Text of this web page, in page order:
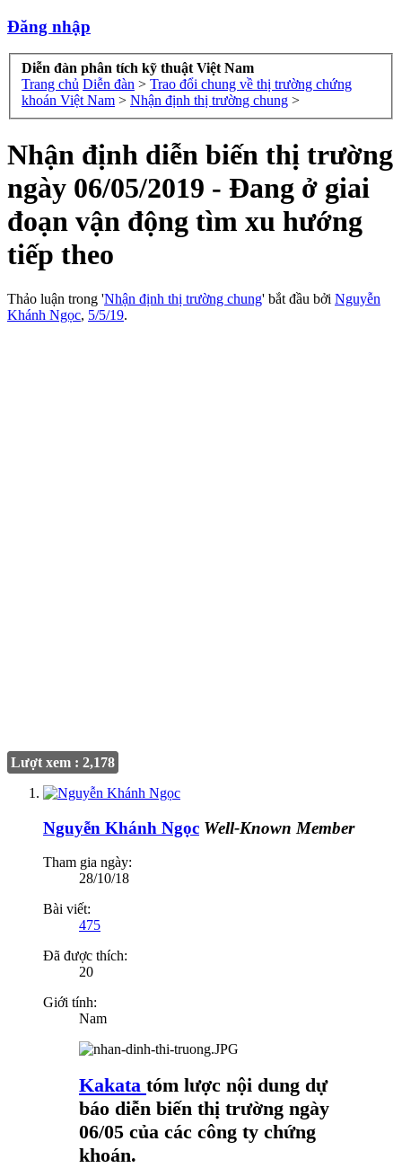
Đăng nhập
Diễn đàn phân tích kỹ thuật Việt Nam
Trang chủ Diễn đàn > Trao đổi chung về thị trường chứng
khoán Việt Nam > Nhận định thị trường chung >
Nhận định diễn biến thị trường
ngày 06/05/2019 - Đang ở giai
đoạn vận động tìm xu hướng
tiếp theo
Thảo luận trong 'Nhận định thị trường chung' bắt đầu bởi Nguyễn
Khánh Ngọc, 5/5/19.
Lượt xem : 2,178
Nguyễn Khánh Ngọc Well-Known Member
Tham gia ngày:
28/10/18
Bài viết:
475
Đã được thích:
20
Giới tính:
Nam
Kakata tóm lược nội dung dự
báo diễn biến thị trường ngày
06/05 của các công ty chứng
khoán.